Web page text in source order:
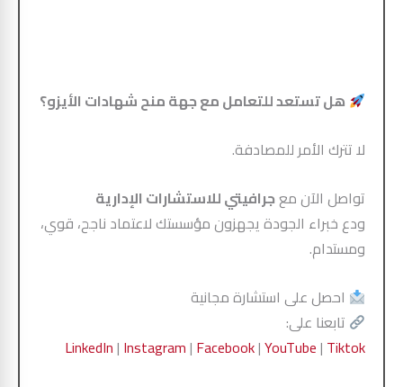
هل تستعد للتعامل مع جهة منح شهادات الأيزو؟
لا تترك الأمر للمصادفة.
تواصل الآن معجرافيتي للاستشارات الإدارية
ودع خبراء الجودة يجهزون مؤسستك لاعتماد ناجح، قوي،
ومستدام.
احصل على استشارة مجانية
تابعنا على:
LinkedIn| Instagram| Facebook|YouTube| Tiktok